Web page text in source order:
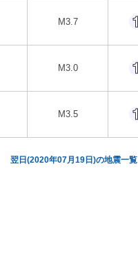
M3.7
M3.0
M3.5
翌日(2020年07月19日)の地震一覧